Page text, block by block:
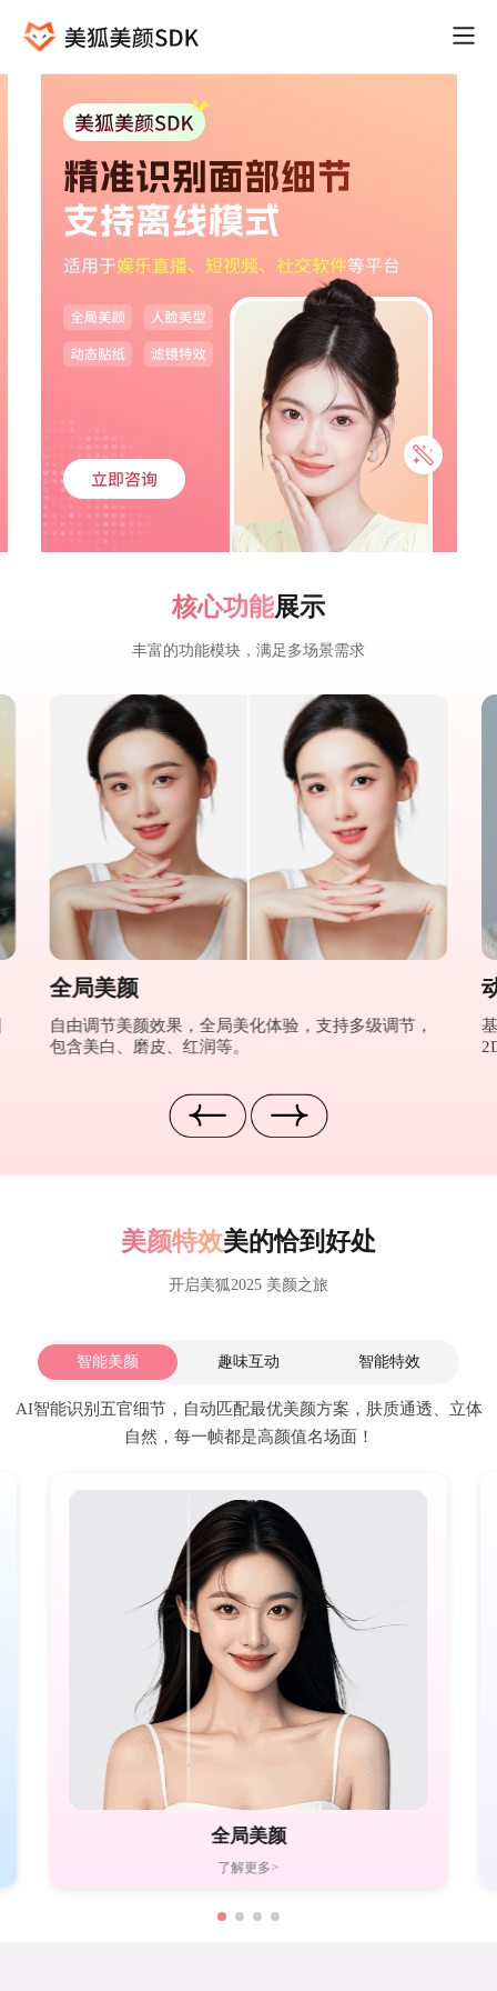
核心功能展示
丰富的功能模块，满足多场景需求
全局美颜
自由调节美颜效果，全局美化体验，支持多级调节，
包含美白、磨皮、红润等。
美颜特效美的恰到好处
开启美狐2025 美颜之旅
智能美颜 趣味互动 智能特效
AI智能识别五官细节，自动匹配最优美颜方案，肤质通透、立体
自然，每一帧都是高颜值名场面！
全局美颜
了解更多>